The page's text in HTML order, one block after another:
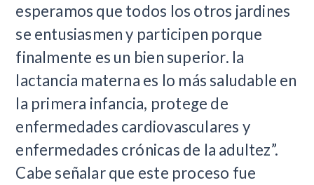
esperamos que todos los otros jardines
se entusiasmen y participen porque
finalmente es un bien superior. la
lactancia materna es lo más saludable en
la primera infancia, protege de
enfermedades cardiovasculares y
enfermedades crónicas de la adultez”.
Cabe señalar que este proceso fue